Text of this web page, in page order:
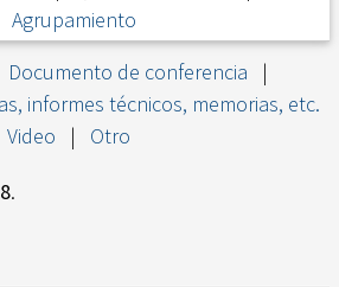
Agrupamiento
Documento de conferencia
|
informes técnicos, memorias, etc.
Video | Otro
.